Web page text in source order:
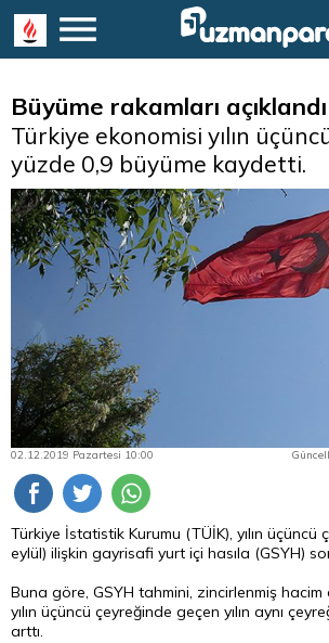
Büyüme rakamları açıklandı
Türkiye ekonomisi yılın
yüzde 0,9 büyüme kaydetti.
02.12.2019 Pazartesi 10:00
Türkiye İstatistik Kurumu (TÜİK), yılın üçüncü
eylül) ilişkin gayrisafi yurt içi hasıla (GSYH)
Buna göre, GSYH tahmini, zincirlenmiş
yılın üçüncü çeyreğinde geçen yılın aynı
arttı.